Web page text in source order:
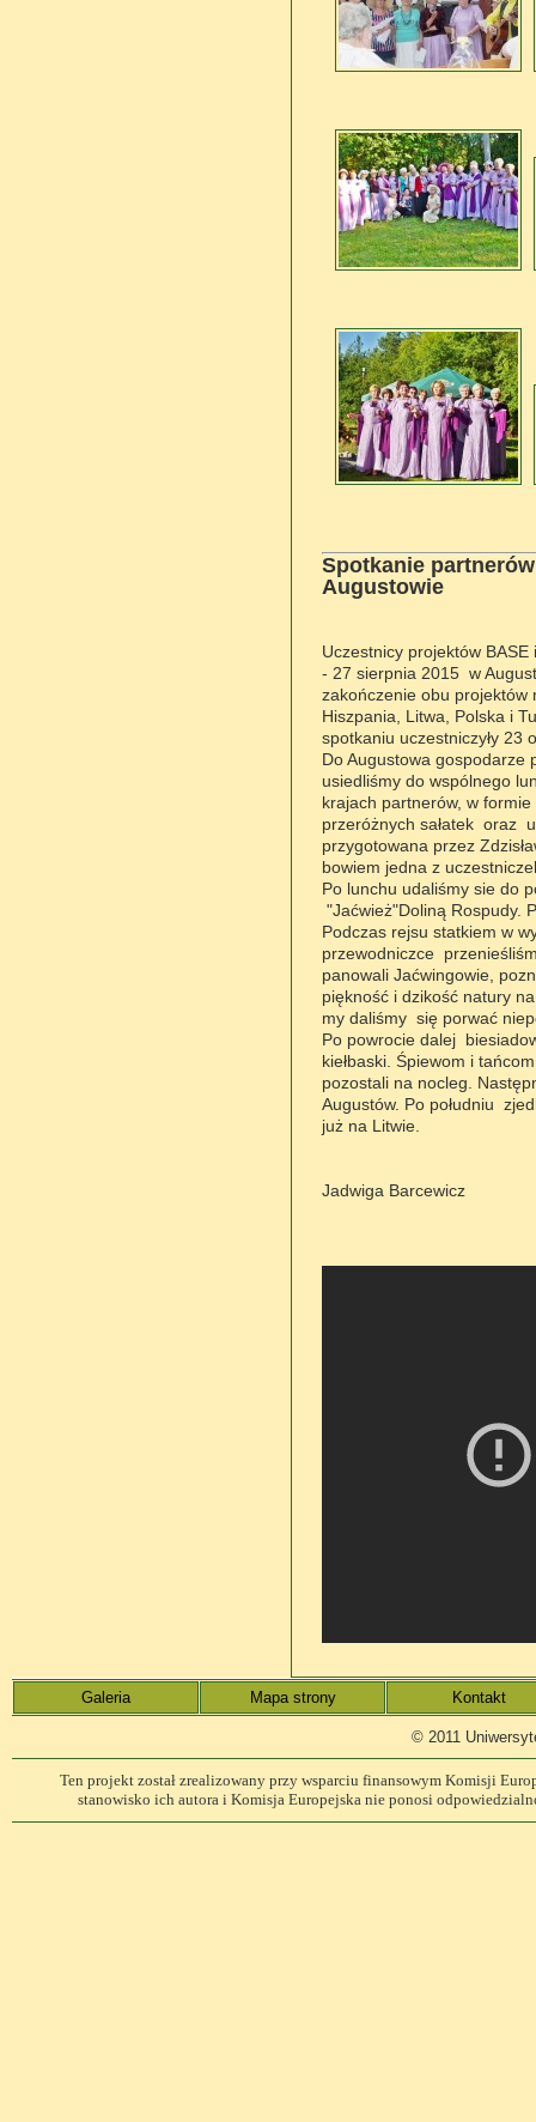
Spotkanie
Augustowie
Uczestnicy projektów
- 27 sierpnia 2015 w
zakończenie obu projektów
Hiszpania, Litwa, Polska i
spotkaniu uczestniczyły
Do Augustowa
usiedliśmy do wspólnego
krajach partnerów, w
przeróżnych sałatek oraz
przygotowana przez
bowiem jedna z
Po lunchu udaliśmy sie do
"Jaćwież"Doliną Rospudy.
Podczas rejsu statkiem w
przewodniczce
panowali Jaćwingowie,
piękność i dzikość natury
my daliśmy się porwać
Po powrocie dalej
kiełbaski. Śpiewom i
pozostali na nocleg.
Augustów. Po południu
już na Litwie.
Jadwiga Barcewicz
Galeria Mapa strony Kontakt
© 2011
Ten projekt został zrealizowany przy wsparciu finansowym Komisji
stanowisko ich autora i Komisja Europejska nie ponosi